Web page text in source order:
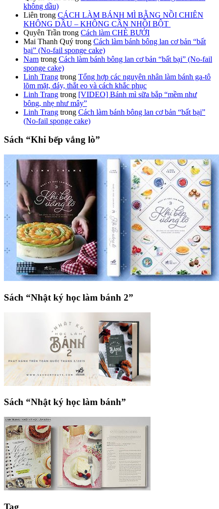
không dầu)
Liên trong CÁCH LÀM BÁNH MÌ BẰNG NỒI CHIÊN
KHÔNG DẦU – KHÔNG CẦN NHỒI BỘT
Quyên Trần trong Cách làm CHÈ BƯỞI
Mai Thanh Quý trong Cách làm bánh bông lan cơ bản “bất
bại” (No-fail sponge cake)
Nam trong Cách làm bánh bông lan cơ bản “bất bại” (No-fail
sponge cake)
Linh Trang trong Tổng hợp các nguyên nhân làm bánh ga-tô
lõm mặt, đáy, thắt eo và cách khắc phục
Linh Trang trong [VIDEO] Bánh mì sữa bắp “mềm như
bông, nhẹ như mây”
Linh Trang trong Cách làm bánh bông lan cơ bản “bất bại”
(No-fail sponge cake)
Sách “Khi bếp vắng lò”
Sách “Nhật ký học làm bánh 2”
Sách “Nhật ký học làm bánh”
Tag